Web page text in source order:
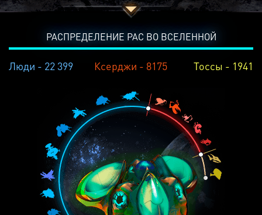
РАСПРЕДЕЛЕНИЕ РАС ВО ВСЕЛЕННОЙ
Люди - 22 399 Ксерджи - 8175 Тоссы - 1941